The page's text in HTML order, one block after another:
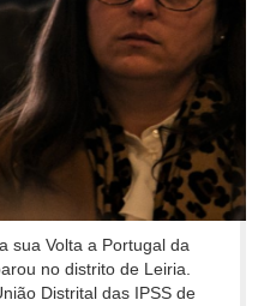
sua Volta a Portugal da
no distrito de Leiria.
Distrital das IPSS de